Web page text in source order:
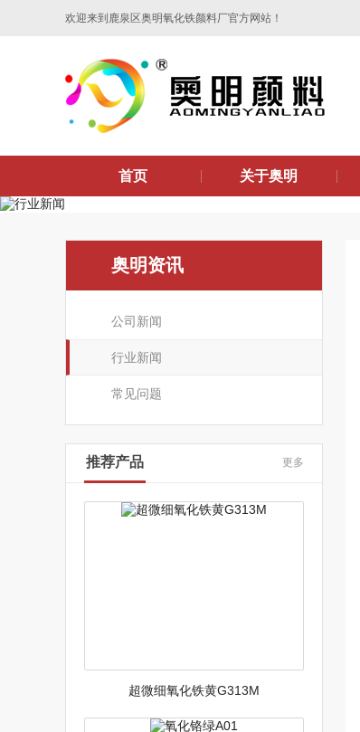
欢迎来到鹿泉区奥明氧化铁颜料厂官方网站！
首页 关于奥明
奥明资讯
公司新闻
行业新闻
常见问题
推荐产品 更多
超微细氧化铁黄G313M